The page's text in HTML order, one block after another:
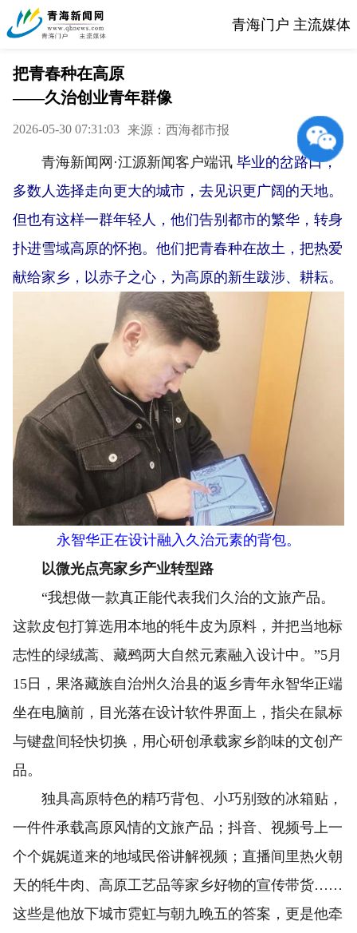
青海门户 主流媒体
把青春种在高原
——久治创业青年群像
2026-05-30 07:31:03 来源：西海都市报
青海新闻网·江源新闻客户端讯 毕业的岔路口，
多数人选择走向更大的城市，去见识更广阔的天地。
但也有这样一群年轻人，他们告别都市的繁华，转身
扑进雪域高原的怀抱。他们把青春种在故土，把热爱
献给家乡，以赤子之心，为高原的新生跋涉、耕耘。
永智华正在设计融入久治元素的背包。
以微光点亮家乡产业转型路
“我想做一款真正能代表我们久治的文旅产品。
这款皮包打算选用本地的牦牛皮为原料，并把当地标
志性的绿绒蒿、藏鹀两大自然元素融入设计中。”5月
15日，果洛藏族自治州久治县的返乡青年永智华正端
坐在电脑前，目光落在设计软件界面上，指尖在鼠标
与键盘间轻快切换，用心研创承载家乡韵味的文创产
品。
独具高原特色的精巧背包、小巧别致的冰箱贴，
一件件承载高原风情的文旅产品；抖音、视频号上一
个个娓娓道来的地域民俗讲解视频；直播间里热火朝
天的牦牛肉、高原工艺品等家乡好物的宣传带货……
这些是他放下城市霓虹与朝九晚五的答案，更是他牵